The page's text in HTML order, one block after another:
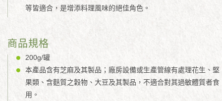
等皆適合，是增添料理風味的絕佳角色。
商品規格
200g/罐
本產品含有芝麻及其製品；廠房設備或生產管線有處理花生、堅
果類、含麩質之穀物、大豆及其製品，不適合對其過敏體質者食
用。